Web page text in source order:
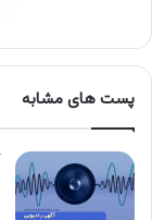
پست های مشابه